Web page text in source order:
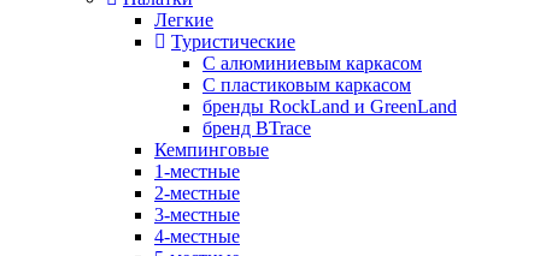
Легкие
Туристические
С алюминиевым каркасом
С пластиковым каркасом
бренды RockLand и GreenLand
бренд BTrace
Кемпинговые
1-местные
2-местные
3-местные
4-местные